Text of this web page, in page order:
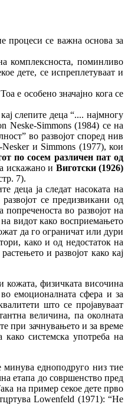
процеси се важна основа за
комплексноста, поминливо
дете, се испреплетуваат и
е особено значајно кога се
слепите деца “.... најмногу
Neske-Simmons (1984) се на
во развојот според нив
и Simmons (1977), кои
по сосем различен пат од
искажано и Виготски (1926)
7).
деца ја следат насоката на
се предизвикани од
попреченоста во развојот на
видот како восприемањето
да го ограничат или дури
како и од недостаток на
и развојот како кај
кожата, физичката височина
емоционалната сфера и за
што се пројавуваат
величина, па околната
при зачнувањето и за време
системска употреба на
минува едноподруго низ тие
етапа до совршенство пред
на пример секое дете прво
Lowenfeld (1971): “Не